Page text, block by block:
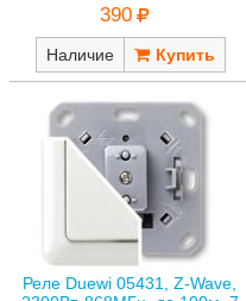
390
Наличие
Реле Duewi 05431, Z-Wave,